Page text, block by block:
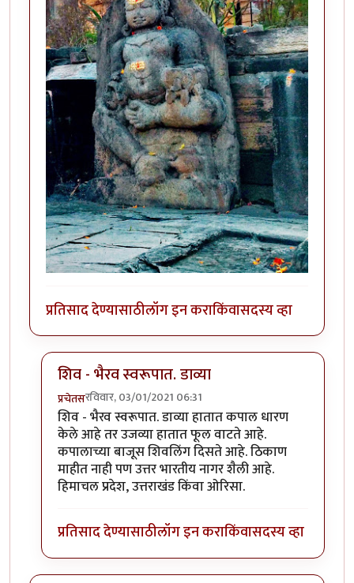
प्रतिसाद देण्यासाठीलॉग इन कराकिंवासदस्य व्हा
शिव - भैरव स्वरूपात. डाव्या
प्रचेतसरविवार, 03/01/2021 06:31
In reply toओळखा हे भव्य शिल्पbyगोरगावलेकर
शिव - भैरव स्वरूपात. डाव्या हातात कपाल धारण
केले आहे तर उजव्या हातात फूल वाटते आहे.
कपालाच्या बाजूस शिवलिंग दिसते आहे. ठिकाण
माहीत नाही पण उत्तर भारतीय नागर शैली आहे.
हिमाचल प्रदेश, उत्तराखंड किंवा ओरिसा.
प्रतिसाद देण्यासाठीलॉग इन कराकिंवासदस्य व्हा